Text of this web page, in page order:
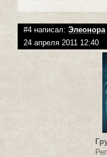
#4 написал: Элеонора
24 апреля 2011 12:40